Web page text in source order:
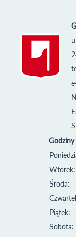
Wtorek:
Środa:
Piątek:
Sobota: